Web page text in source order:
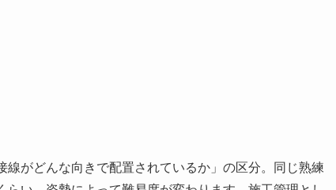
がどんな向きで配置されているか」の区分。同じ熟練